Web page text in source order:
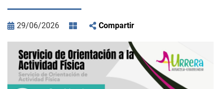
29/06/2026 Compartir